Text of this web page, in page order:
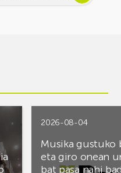
2026-08-04
Musika gustuko
eta giro onean
bat pasa nahi